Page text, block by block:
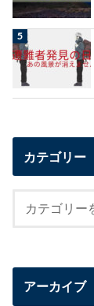
カテゴリー
アーカイブ